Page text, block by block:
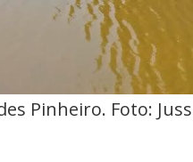
Pinheiro. Foto: